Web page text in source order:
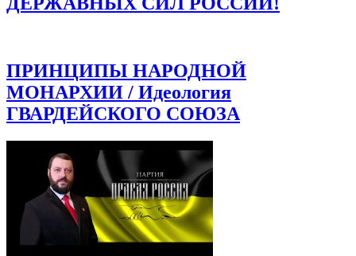
ПРИНЦИПЫ НАРОДНОЙ
МОНАРХИИ / Идеология
ГВАРДЕЙСКОГО СОЮЗА